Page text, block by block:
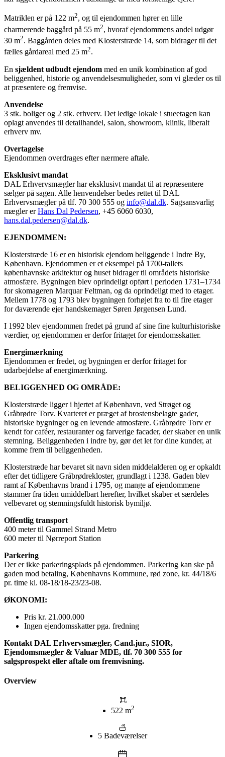
Matriklen er på 122 m2, og til ejendommen hører en lille
charmerende baggård på 55 m2, hvoraf ejendommens andel udgør
30 m2. Baggården deles med Klosterstræde 14, som bidrager til det
fælles gårdareal med 25 m2.
En sjældent udbudt ejendom med en unik kombination af god
beliggenhed, historie og anvendelsesmuligheder, som vi glæder os til
at præsentere og fremvise.
Anvendelse
3 stk. boliger og 2 stk. erhverv. Det ledige lokale i stueetagen kan
oplagt anvendes til detailhandel, salon, showroom, klinik, liberalt
erhverv mv.
Overtagelse
Ejendommen overdrages efter nærmere aftale.
Eksklusivt mandat
DAL Erhvervsmægler har eksklusivt mandat til at repræsentere
sælger på sagen. Alle henvendelser bedes rettet til DAL
Erhvervsmægler på tlf. 70 300 555 og info@dal.dk. Sagsansvarlig
mægler erHans Dal Pedersen, +45 6060 6030,
hans.dal.pedersen@dal.dk.
EJENDOMMEN:
Klosterstræde 16 er en historisk ejendom beliggende i Indre By,
København. Ejendommen er et eksempel på 1700-tallets
københavnske arkitektur og huset bidrager til områdets historiske
atmosfære. Bygningen blev oprindeligt opført i perioden 1731–1734
for skomageren Marquar Feltman, og da oprindeligt med to etager.
Mellem 1778 og 1793 blev bygningen forhøjet fra to til fire etager
for daværende ejer handskemager Søren Jørgensen Lund.
I 1992 blev ejendommen fredet på grund af sine fine kulturhistoriske
værdier, og ejendommen er derfor fritaget for ejendomsskatter.
Energimærkning
Ejendommen er fredet, og bygningen er derfor fritaget for
udarbejdelse af energimærkning.
BELIGGENHED OG OMRÅDE:
Klosterstræde ligger i hjertet af København, ved Strøget og
Gråbrødre Torv. Kvarteret er præget af brostensbelagte gader,
historiske bygninger og en levende atmosfære. Gråbrødre Torv er
kendt for caféer, restauranter og farverige facader, der skaber en unik
stemning. Beliggenheden i indre by, gør det let for dine kunder, at
komme frem til beliggenheden.
Klosterstræde har bevaret sit navn siden middelalderen og er opkaldt
efter det tidligere Gråbrødrekloster, grundlagt i 1238. Gaden blev
ramt af Københavns brand i 1795, og mange af ejendommene
stammer fra tiden umiddelbart herefter, hvilket skaber et særdeles
velbevaret og stemningsfuldt historisk bymiljø.
Offentlig transport
400 meter til Gammel Strand Metro
600 meter til Nørreport Station
Parkering
Der er ikke parkeringsplads på ejendommen. Parkering kan ske på
gaden mod betaling, Københavns Kommune, rød zone, kr. 44/18/6
pr. time kl. 08-18/18-23/23-08.
ØKONOMI:
Pris kr. 21.000.000
Ingen ejendomsskatter pga. fredning
Kontakt DAL Erhvervsmægler, Cand.jur., SIOR,
Ejendomsmægler & Valuar MDE, tlf. 70 300 555 for
salgsprospekt eller aftale om fremvisning.
Overview
522 m2
5 Badeværelser